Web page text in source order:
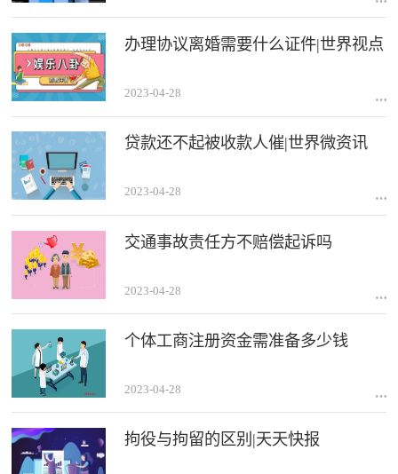
办理协议离婚需要什么证件|世界视点
2023-04-28
贷款还不起被收款人催|世界微资讯
2023-04-28
交通事故责任方不赔偿起诉吗
2023-04-28
个体工商注册资金需准备多少钱
2023-04-28
拘役与拘留的区别|天天快报